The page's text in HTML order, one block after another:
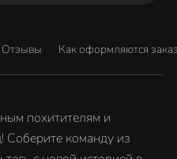
Отзывы Как оформляются
похитителям и
Соберите команду из